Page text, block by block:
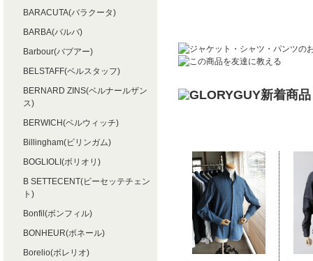
BARACUTA(バラクータ)
BARBA(バルバ)
Barbour(バブアー)
BELSTAFF(ベルスタッフ)
BERNARD ZINS(ベルナールザン
ス)
BERWICH(ベルウィッチ)
Billingham(ビリンガム)
BOGLIOLI(ボリオリ)
B SETTECENT(ビーセッテチェン
ト)
Bonfil(ボンフィル)
BONHEUR(ボネール)
Borelio(ボレリオ)